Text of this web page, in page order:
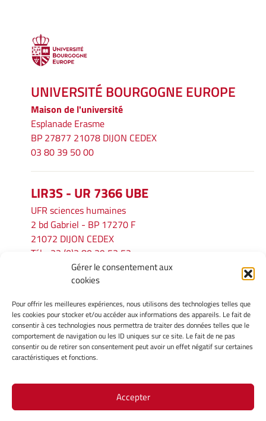
Gérer le consentement aux
cookies
Pour offrir les meilleures expériences, nous utilisons des technologies telles que
les cookies pour stocker et/ou accéder aux informations des appareils. Le fait de
consentir à ces technologies nous permettra de traiter des données telles que le
comportement de navigation ou les ID uniques sur ce site. Le fait de ne pas
consentir ou de retirer son consentement peut avoir un effet négatif sur certaines
caractéristiques et fonctions.
Accepter
UNIVERSITÉ BOURGOGNE EUROPE
Maison de l'université
Esplanade Erasme
BP 27877 21078 DIJON CEDEX
03 80 39 50 00
LIR3S - UR 7366 UBE
UFR sciences humaines
2 bd Gabriel - BP 17270 F
21072 DIJON CEDEX
Tél. : 33 (0)3 80 39 53 52
lir3s@u-bourgogne.fr
INFORMATIONS LÉGALES
Mentions légales
Gérer mes cookies
Politique de cookies
Avertissement
Site Officiel - LIR3S @ 2026